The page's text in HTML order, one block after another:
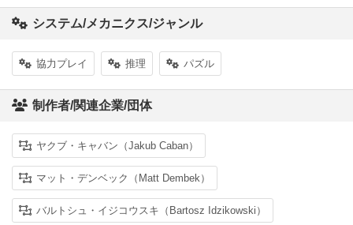
システム/メカニクス/ジャンル
協力プレイ 推理 パズル
制作者/関連企業/団体
ヤクブ・キャバン（Jakub Caban）
マット・デンベック（Matt Dembek）
バルトシュ・イジコウスキ（Bartosz Idzikowski）